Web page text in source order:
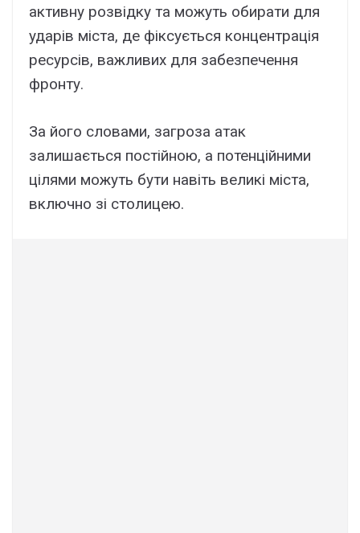
активну розвідку та можуть обирати для
ударів міста, де фіксується концентрація
ресурсів, важливих для забезпечення
фронту.
За його словами, загроза атак
залишається постійною, а потенційними
цілями можуть бути навіть великі міста,
включно зі столицею.